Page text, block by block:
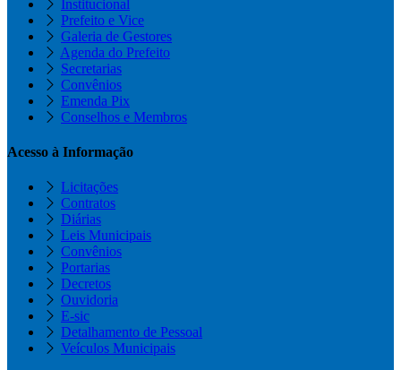
Institucional
Prefeito e Vice
Galeria de Gestores
Agenda do Prefeito
Secretarias
Convênios
Emenda Pix
Conselhos e Membros
Acesso à Informação
Licitações
Contratos
Diárias
Leis Municipais
Convênios
Portarias
Decretos
Ouvidoria
E-sic
Detalhamento de Pessoal
Veículos Municipais